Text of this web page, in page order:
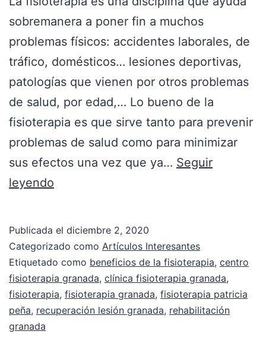
sobremanera a poner fin a muchos
problemas físicos: accidentes laborales, de
tráfico, domésticos… lesiones deportivas,
patologías que vienen por otros problemas
de salud, por edad,… Lo bueno de la
fisioterapia es que sirve tanto para prevenir
problemas de salud como para minimizar
sus efectos una vez que ya… Seguir
leyendo
Publicada el diciembre 2, 2020
Categorizado como Artículos Interesantes
Etiquetado como beneficios de la fisioterapia, centro
fisioterapia granada, clínica fisioterapia granada,
fisioterapia, fisioterapia granada, fisioterapia patricia
peña, recuperación lesión granada, rehabilitación
granada